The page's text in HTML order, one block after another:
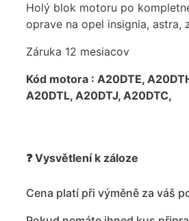
Holý blok motoru po
oprave na opel insignia, astra,
Záruka 12 mesiacov
Kód motora : A20DTE,
A20DTL, A20DTJ, A20DTC,
❓ Vysvětlení k záloze
Cena platí při výměně za váš